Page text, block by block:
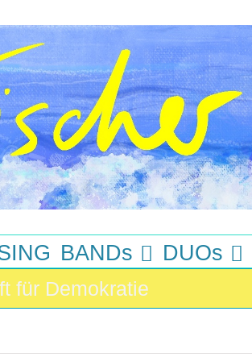
BANDs DUOs
für Demokratie